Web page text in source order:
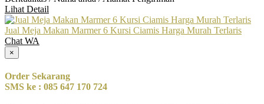
Lihat Detail
Jual Meja Makan Marmer 6 Kursi Ciamis Harga Murah Terlaris
Chat WA
×
Order Sekarang
SMS ke : 085 647 170 724